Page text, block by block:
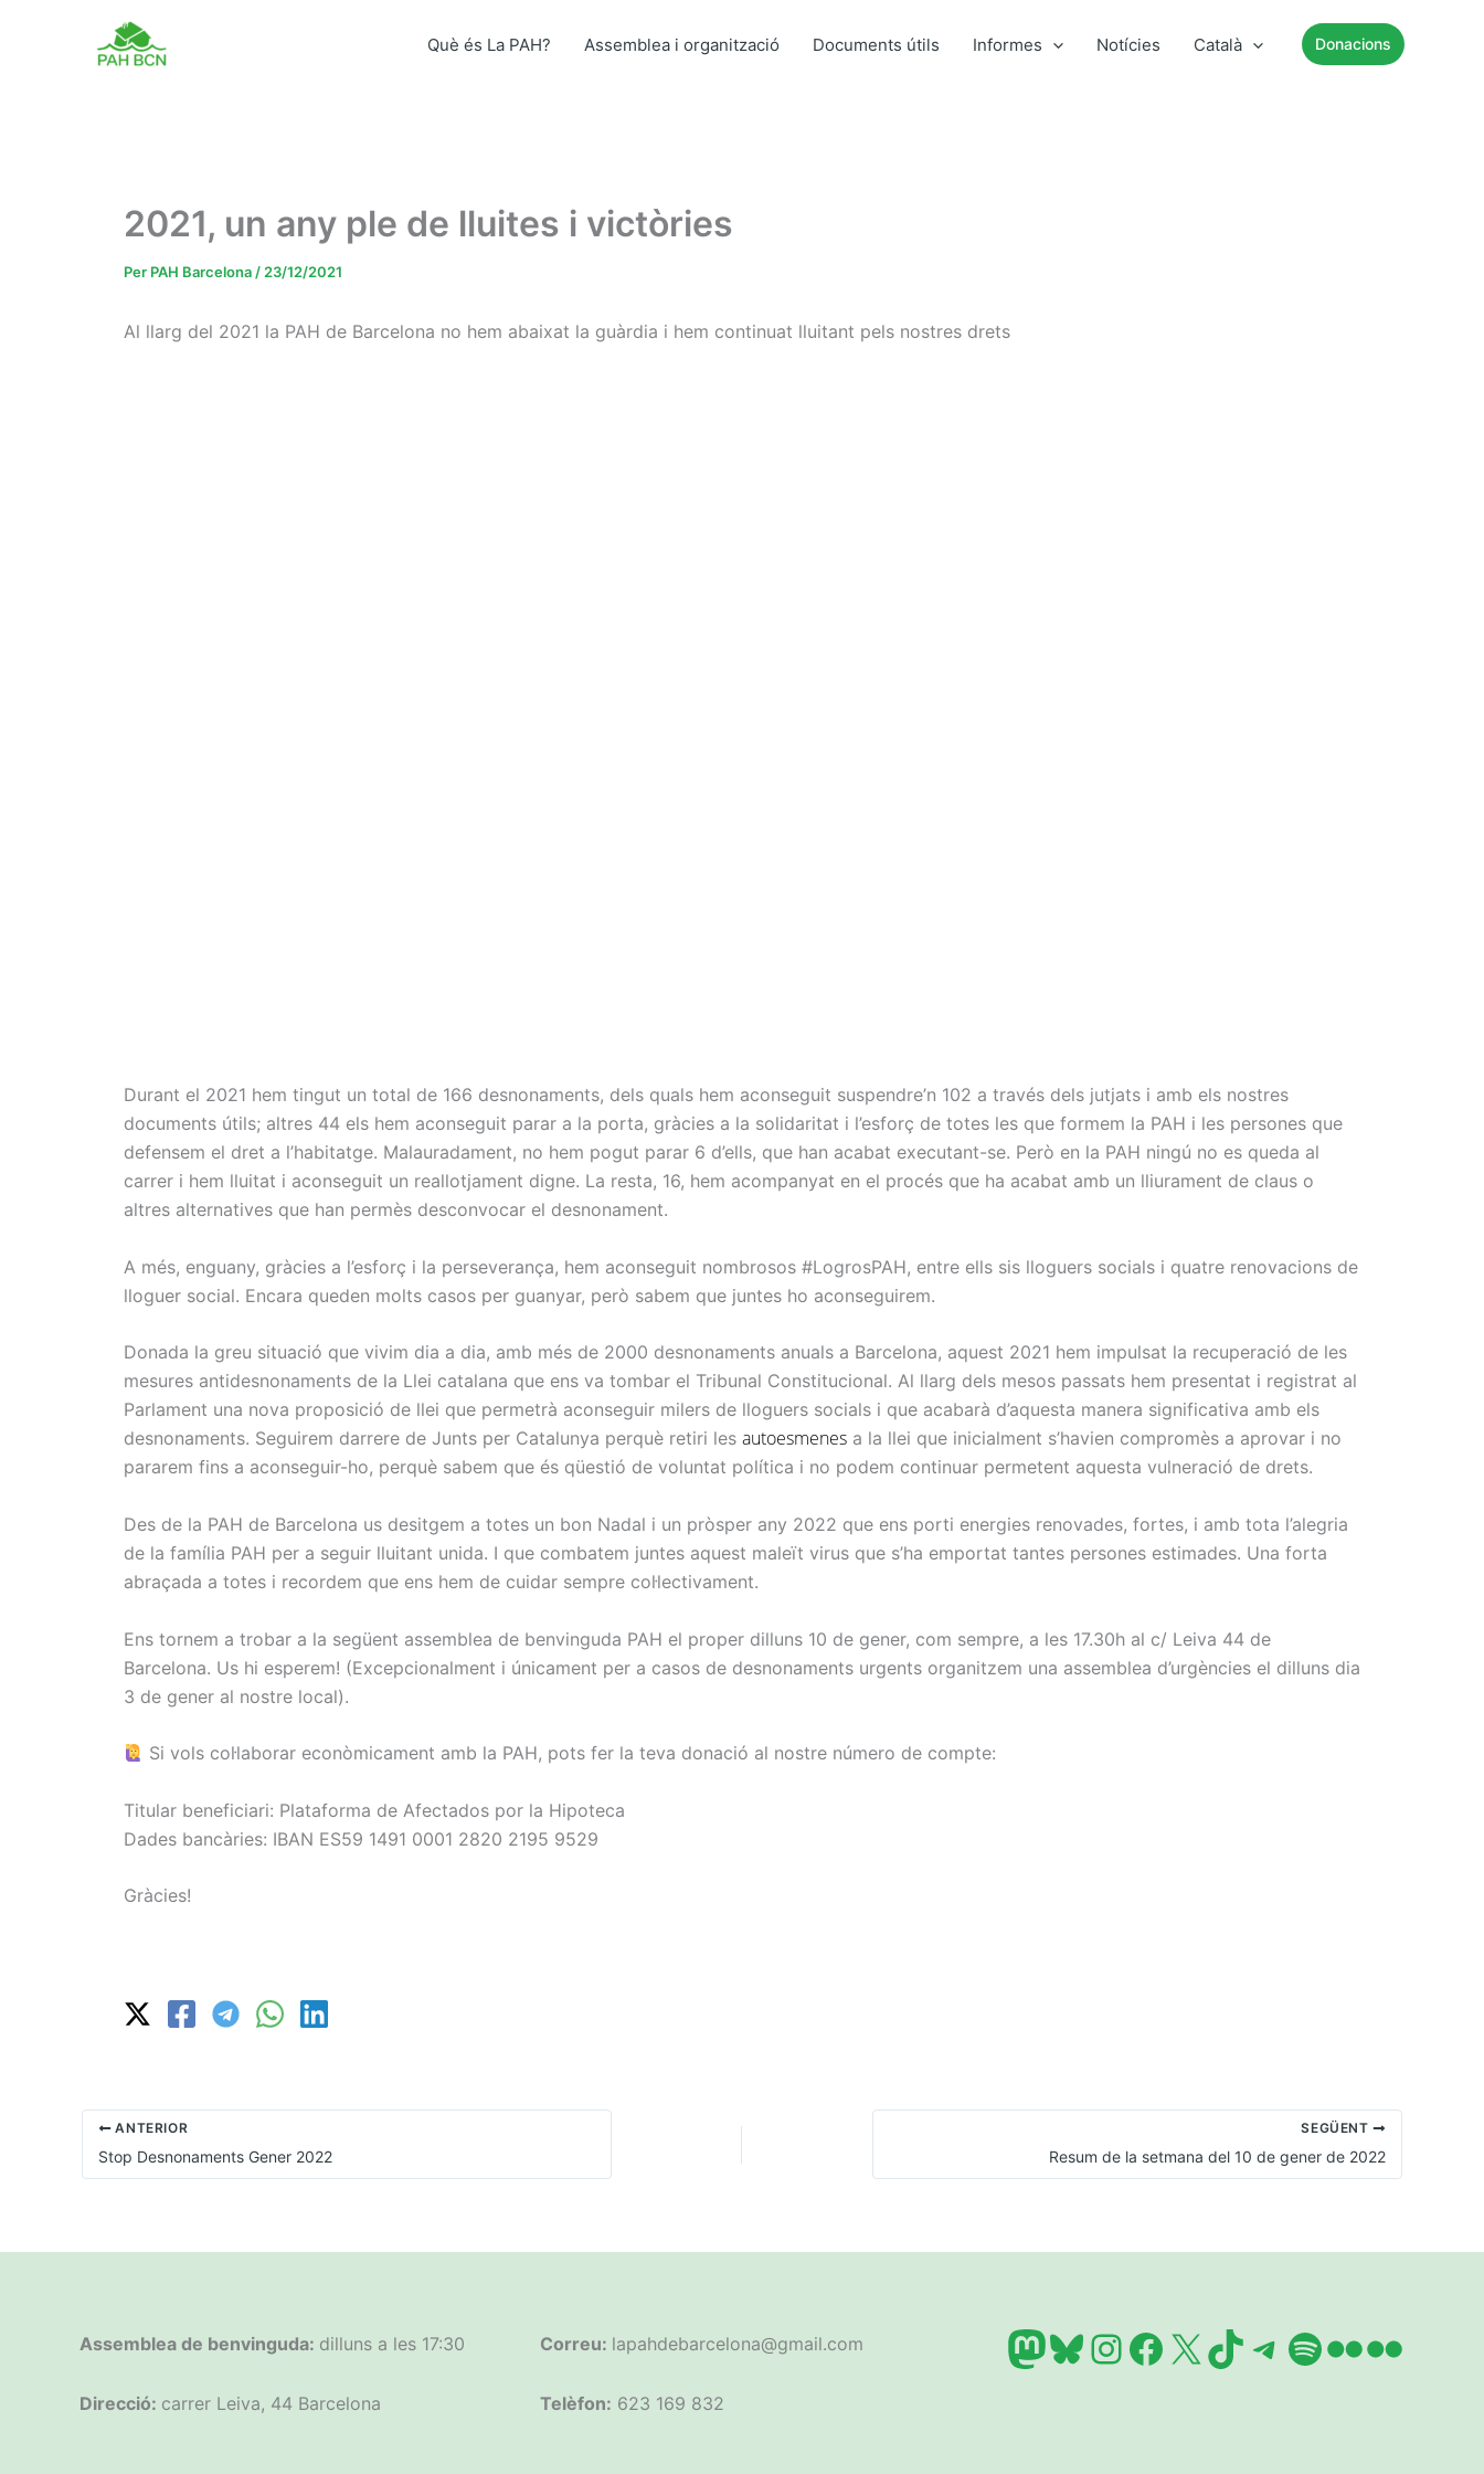
Què és La PAH? Assemblea i organització Documents útils Informes Notícies Català Donacions
2021, un any ple de lluites i victòries
Per PAH Barcelona / 23/12/2021
Al llarg del 2021 la PAH de Barcelona no hem abaixat la guàrdia i hem continuat lluitant pels nostres drets
Durant el 2021 hem tingut un total de 166 desnonaments, dels quals hem aconseguit suspendre’n 102 a través dels jutjats i amb els nostres
documents útils; altres 44 els hem aconseguit parar a la porta, gràcies a la solidaritat i l’esforç de totes les que formem la PAH i les persones que
defensem el dret a l’habitatge. Malauradament, no hem pogut parar 6 d’ells, que han acabat executant-se. Però en la PAH ningú no es queda al
carrer i hem lluitat i aconseguit un reallotjament digne. La resta, 16, hem acompanyat en el procés que ha acabat amb un lliurament de claus o
altres alternatives que han permès desconvocar el desnonament.
A més, enguany, gràcies a l’esforç i la perseverança, hem aconseguit nombrosos #LogrosPAH, entre ells sis lloguers socials i quatre renovacions de
lloguer social. Encara queden molts casos per guanyar, però sabem que juntes ho aconseguirem.
Donada la greu situació que vivim dia a dia, amb més de 2000 desnonaments anuals a Barcelona, aquest 2021 hem impulsat la recuperació de les
mesures antidesnonaments de la Llei catalana que ens va tombar el Tribunal Constitucional. Al llarg dels mesos passats hem presentat i registrat al
Parlament una nova proposició de llei que permetrà aconseguir milers de lloguers socials i que acabarà d’aquesta manera significativa amb els
desnonaments. Seguirem darrere de Junts per Catalunya perquè retiri les autoesmenes a la llei que inicialment s’havien compromès a aprovar i no
pararem fins a aconseguir-ho, perquè sabem que és qüestió de voluntat política i no podem continuar permetent aquesta vulneració de drets.
Des de la PAH de Barcelona us desitgem a totes un bon Nadal i un pròsper any 2022 que ens porti energies renovades, fortes, i amb tota l’alegria
de la família PAH per a seguir lluitant unida. I que combatem juntes aquest maleït virus que s’ha emportat tantes persones estimades. Una forta
abraçada a totes i recordem que ens hem de cuidar sempre col·lectivament.
Ens tornem a trobar a la següent assemblea de benvinguda PAH el proper dilluns 10 de gener, com sempre, a les 17.30h al c/ Leiva 44 de
Barcelona. Us hi esperem! (Excepcionalment i únicament per a casos de desnonaments urgents organitzem una assemblea d’urgències el dilluns dia
3 de gener al nostre local).
Si vols col·laborar econòmicament amb la PAH, pots fer la teva donació al nostre número de compte:
Titular beneficiari: Plataforma de Afectados por la Hipoteca
Dades bancàries: IBAN ES59 1491 0001 2820 2195 9529
Gràcies!
ANTERIOR
Stop Desnonaments Gener 2022
SEGÜENT
Resum de la setmana del 10 de gener de 2022
Assemblea de benvinguda: dilluns a les 17:30
Direcció: carrer Leiva, 44 Barcelona
Correu: lapahdebarcelona@gmail.com
Telèfon: 623 169 832
Mastodon
Bluesky
Instagram
Facebook
X TikTok
Telegram
Spotify
FlickrFlickr